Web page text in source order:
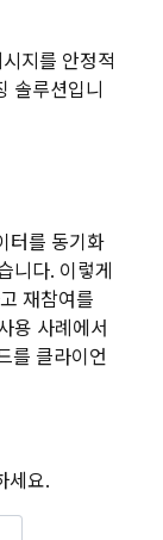
지를 안정적
솔루션입니
터를 동기화
니다. 이렇게
재참여를
용 사례에서
를 클라이언
세요.